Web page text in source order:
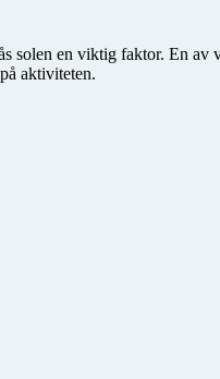
solen en viktig faktor. En
aktiviteten.